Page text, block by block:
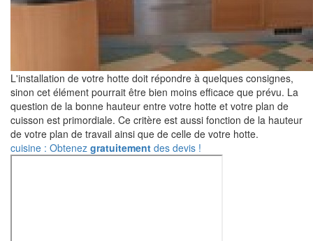
L'installation de votre hotte doit répondre à quelques consignes,
sinon cet élément pourrait être bien moins efficace que prévu. La
question de la bonne hauteur entre votre hotte et votre plan de
cuisson est primordiale. Ce critère est aussi fonction de la hauteur
de votre plan de travail ainsi que de celle de votre hotte.
cuisine : Obtenez gratuitement des devis !